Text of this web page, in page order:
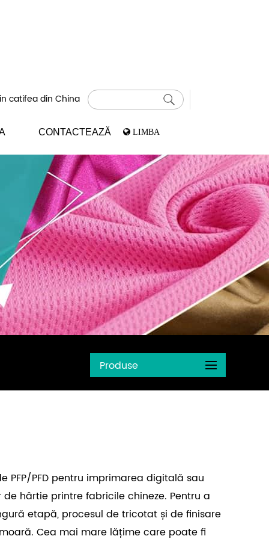
catifea din China
CONTACTEAZĂ LIMBA
Produse
PFP/PFD pentru imprimarea digitală sau
hârtie printre fabricile chineze. Pentru a
etapă, procesul de tricotat și de finisare
Cea mai mare lățime care poate fi